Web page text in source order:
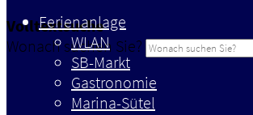
Volltextsuche
Wonach suchen Sie?
Ferienanlage
WLAN
SB-Markt
Gastronomie
Marina-Sütel